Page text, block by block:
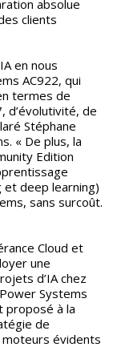
absolue
clients
en nous
AC922, qui
termes de
d’évolutivité, de
Stéphane
« De plus, la
Edition
et deep learning)
sans surcoût.
Cloud et
une
d’IA chez
Systems
proposé à la
de
moteurs évidents